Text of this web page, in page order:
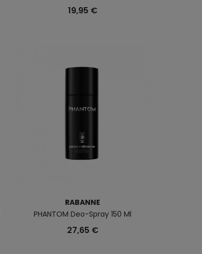
19,95 €
RABANNE
PHANTOM Deo-Spray 150 Ml
27,65 €